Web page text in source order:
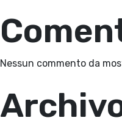
Nessun commento da